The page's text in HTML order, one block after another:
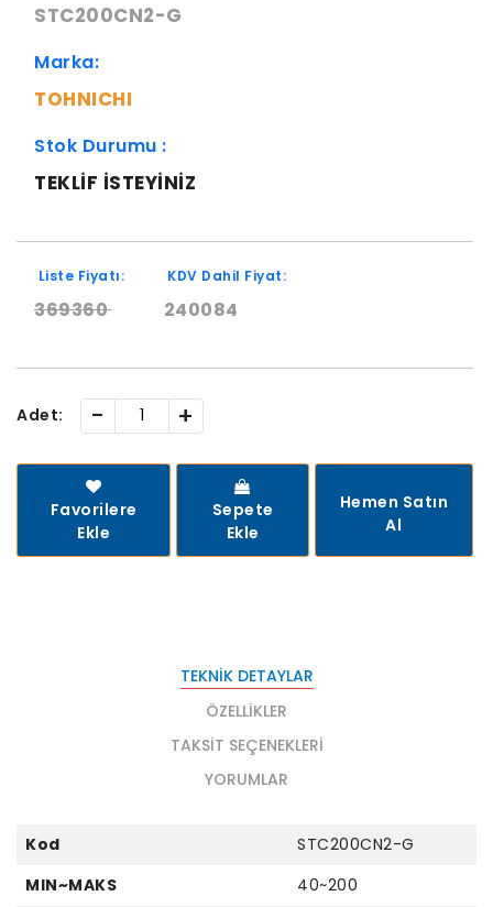
STC200CN2-G
Marka:
TOHNICHI
Stok Durumu :
TEKLIF ISTEYINIZ
Liste Fiyatı:
369360
KDV Dahil Fiyat:
240084
Adet: - +
Favorilere
Ekle
Sepete
Ekle
Hemen Satın
Al
TEKNIK DETAYLAR
ÖZELLIKLER
TAKSIT SEÇENEKLERI
YORUMLAR
Kod
STC200CN2-G
MIN~MAKS
40~200